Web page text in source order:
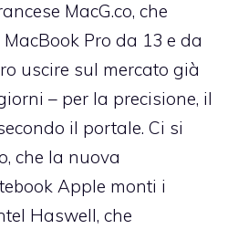
MacG.co, che
Pro da 13 e da
uscire sul mercato già
– per la precisione, il
il portale. Ci si
che la nuova
Apple monti i
Haswell, che